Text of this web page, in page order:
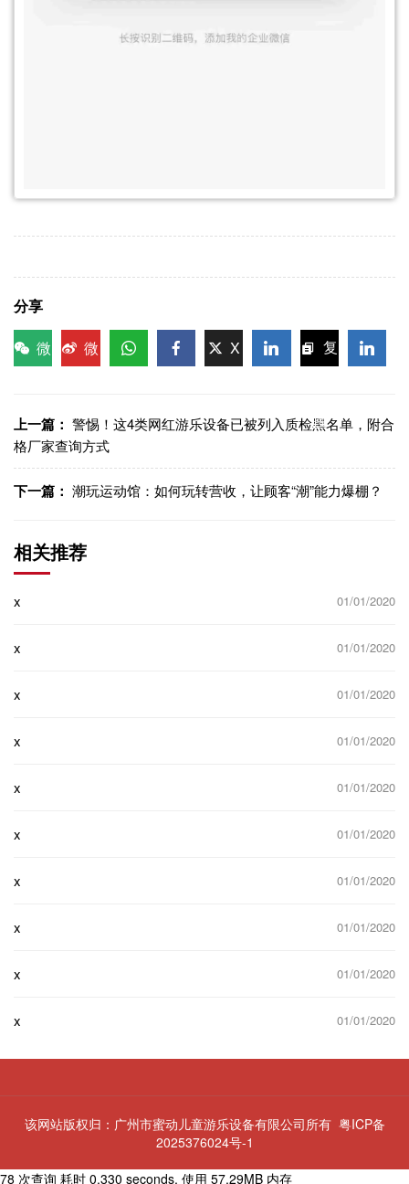
分享
微
微
X
复
接
上一篇： 警惕！这4类网红游乐设备已被列入质检黑名单，附合
格厂家查询方式
下一篇： 潮玩运动馆：如何玩转营收，让顾客“潮”能力爆棚？
相关推荐
x 01/01/2020
x 01/01/2020
x 01/01/2020
x 01/01/2020
x 01/01/2020
x 01/01/2020
x 01/01/2020
x 01/01/2020
x 01/01/2020
x 01/01/2020
该网站版权归：广州市蜜动儿童游乐设备有限公司所有 粤ICP备
2025376024号-1
78 次查询 耗时 0.330 seconds, 使用 57.29MB 内存